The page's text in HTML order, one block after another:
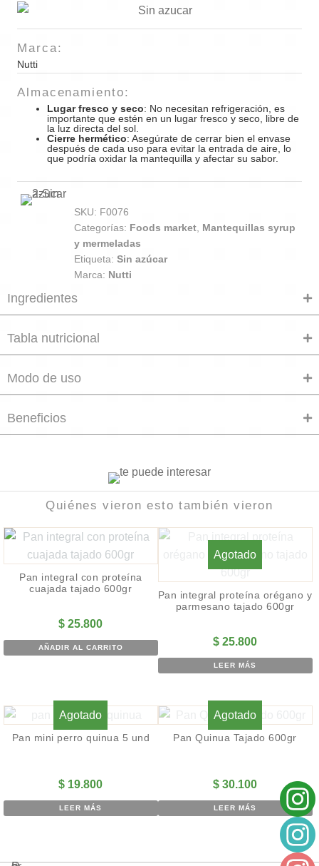
100gr
Marca:
Nutti
Almacenamiento:
Lugar fresco y seco: No necesitan refrigeración, es
importante que estén en un lugar fresco y seco, libre de
la luz directa del sol.
Cierre hermético: Asegúrate de cerrar bien el envase
después de cada uso para evitar la entrada de aire, lo
que podría oxidar la mantequilla y afectar su sabor.
SKU: F0076
Categorías: Foods market Mantequillas syrup
y mermeladas
Etiqueta: Sin azúcar
Marca: Nutti
Ingredientes
Tabla nutricional
Modo de uso
Beneficios
Quiénes vieron esto también vieron
Pan integral con proteína
cuajada tajado 600gr
$ 25.800
AÑADIR AL CARRITO
Agotado
Pan integral proteína orégano y
parmesano tajado 600gr
$ 25.800
LEER MÁS
Agotado
Pan mini perro quinua 5 und
$ 19.800
LEER MÁS
Agotado
Pan Quinua Tajado 600gr
$ 30.100
LEER MÁS